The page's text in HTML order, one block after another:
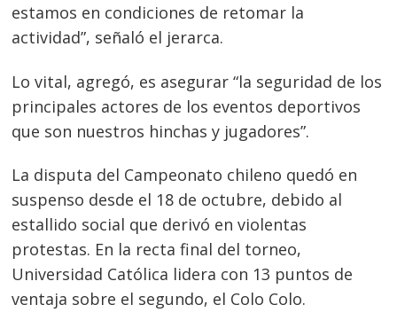
estamos en condiciones de retomar la
actividad”, señaló el jerarca.
Lo vital, agregó, es asegurar “la seguridad de los
principales actores de los eventos deportivos
que son nuestros hinchas y jugadores”.
La disputa del Campeonato chileno quedó en
suspenso desde el 18 de octubre, debido al
estallido social que derivó en violentas
protestas. En la recta final del torneo,
Universidad Católica lidera con 13 puntos de
ventaja sobre el segundo, el Colo Colo.